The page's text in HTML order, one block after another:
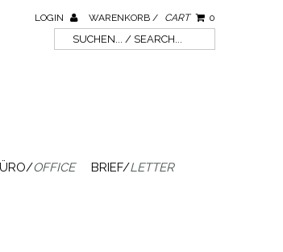
LOGIN WARENKORB / CART 0
OFFICE BRIEF/LETTER